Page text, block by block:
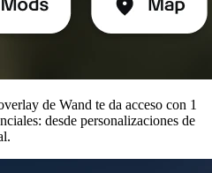
de Wand te da acceso con 1
desde personalizaciones de